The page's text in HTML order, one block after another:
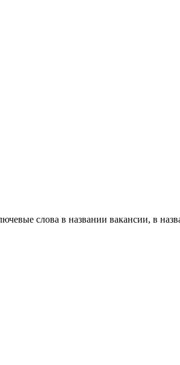
слова в названии вакансии, в